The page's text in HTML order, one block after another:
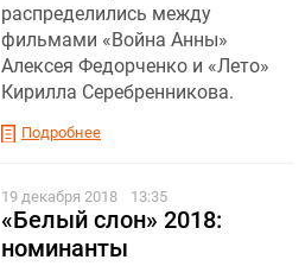
распределились между
фильмами «Война Анны»
Алексея Федорченко и «Лето»
Кирилла Серебренникова.
Подробнее
19 декабря 2018 13:35
«Белый слон» 2018:
номинанты